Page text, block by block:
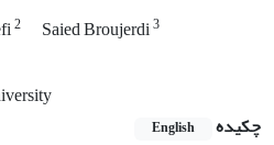
2 Saied Broujerdi3
چکیده
English